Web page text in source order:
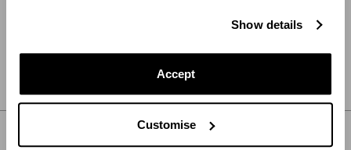
Show details
Accept
Customise
TROUVER DANS LA BOUTIQUE